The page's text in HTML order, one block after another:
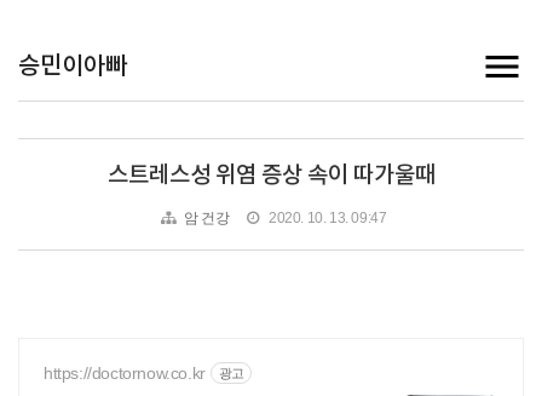
승민이아빠
스트레스성 위염 증상 속이 따가울때
암 건강 2020. 10. 13. 09:47
https://doctornow.co.kr 광고